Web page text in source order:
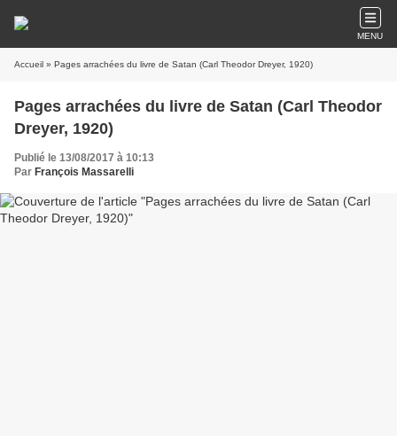
MENU
Accueil » Pages arrachées du livre de Satan (Carl Theodor Dreyer, 1920)
Pages arrachées du livre de Satan (Carl Theodor
Dreyer, 1920)
Publié le 13/08/2017 à 10:13
Par François Massarelli